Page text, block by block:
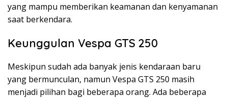
yang mampu memberikan keamanan dan kenyamanan
saat berkendara.
Keunggulan Vespa GTS 250
Meskipun sudah ada banyak jenis kendaraan baru
yang bermunculan, namun Vespa GTS 250 masih
menjadi pilihan bagi beberapa orang. Ada beberapa